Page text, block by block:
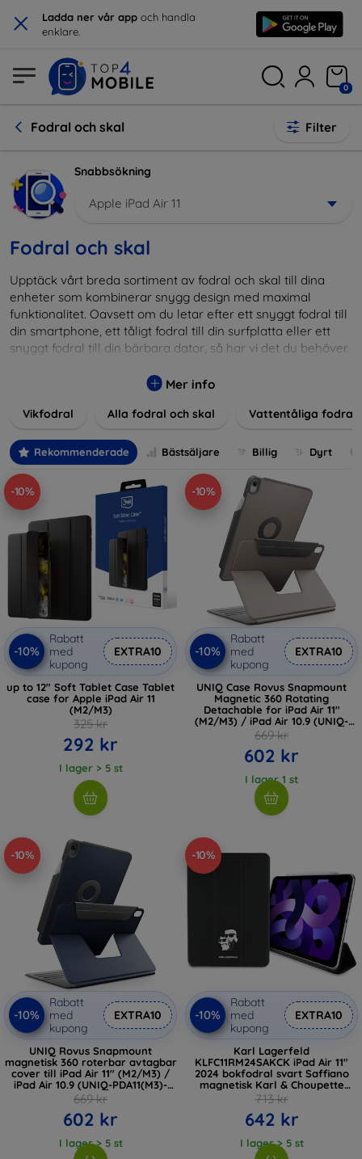
× Ladda ner vår app och handla
enklare.
0
Fodral och skal Filter
Snabbsökning
Apple iPad Air 11
Fodral och skal
Upptäck vårt breda sortiment av fodral och skal till dina
enheter som kombinerar snygg design med maximal
funktionalitet. Oavsett om du letar efter ett snyggt fodral till
din smartphone, ett tåligt fodral till din surfplatta eller ett
snyggt fodral till din bärbara dator, så har vi det du behöver.
stötar, samtidigt som de tar hänsyn till användarnas
att hitta rätt tillbehör till din enhet. Våra fodral och skal är
inte bara praktiska utan också moderiktiga, vilket gör dem
till en integrerad del av din vardagsoutfit. För teknikälskare
eller de som bara vill skydda sin investering, vi finns här för
dig.
Mer info
Vikfodral Alla fodral och skal Vattentåliga fodral
Rekommenderade Bästsäljare Billig Dyrt
-10%
-10%
Rabatt
med
kupong
EXTRA10
up to 12" Soft Tablet Case Tablet
case for Apple iPad Air 11
(M2/M3)
325 kr
292 kr
I lager > 5 st
-10%
-10%
Rabatt
med
kupong
EXTRA10
UNIQ Case Rovus Snapmount
Magnetic 360 Rotating
Detachable for iPad Air 11"
(M2/M3) / iPad Air 10.9 (UNIQ-
PDA11(M3)-ROVSNFGRY)
669 kr
602 kr
I lager 1 st
-10%
-10%
Rabatt
med
kupong
EXTRA10
UNIQ Rovus Snapmount
magnetisk 360 roterbar avtagbar
cover till iPad Air 11" (M2/M3) /
iPad Air 10.9 (UNIQ-PDA11(M3)-
ROVSNNBU)
669 kr
602 kr
I lager > 5 st
-10%
-10%
Rabatt
med
kupong
EXTRA10
Karl Lagerfeld
KLFC11RM24SAKCK iPad Air 11"
2024 bokfodral svart Saffiano
magnetisk Karl & Choupette
(KLFC11RM24SAKCK)
713 kr
642 kr
I lager > 5 st